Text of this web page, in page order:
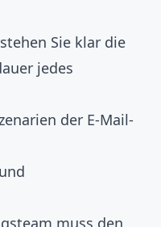
Sie klar die
jedes
der E-Mail-
muss den